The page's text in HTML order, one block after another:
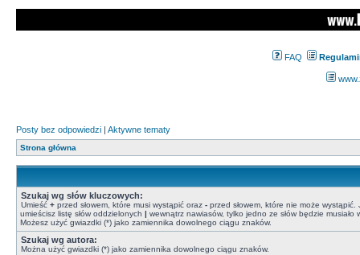
FAQ
Posty bez odpowiedzi | Aktywne tematy
Strona główna
Szukaj wg słów kluczowych:
Umieść + przed słowem, które musi wystąpić oraz - przed słowem, które nie może wystąpić.
umieścisz listę słów oddzielonych | wewnątrz nawiasów, tylko jedno ze słów będzie musiało
Możesz użyć gwiazdki (*) jako zamiennika dowolnego ciągu znaków.
Szukaj wg autora:
Można użyć gwiazdki (*) jako zamiennika dowolnego ciągu znaków.